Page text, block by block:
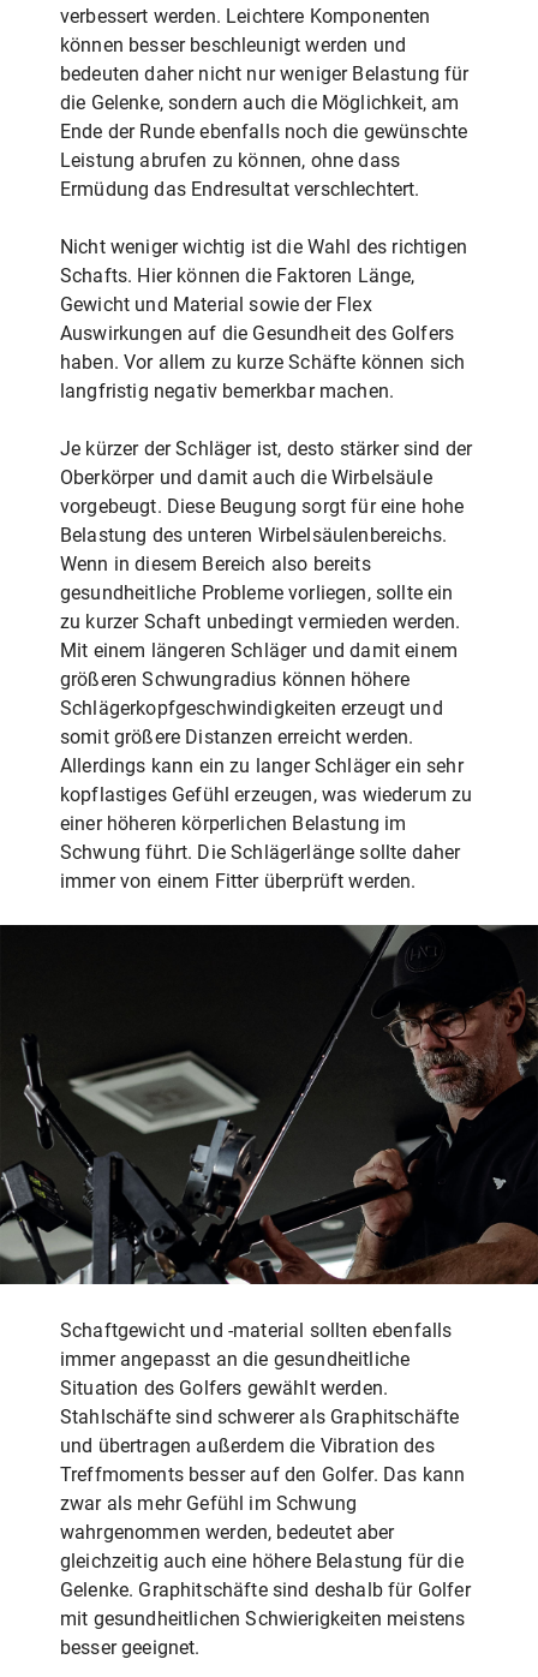
verbessert werden. Leichtere Komponenten
können besser beschleunigt werden und
bedeuten daher nicht nur weniger Belastung für
die Gelenke, sondern auch die Möglichkeit, am
Ende der Runde ebenfalls noch die gewünschte
Leistung abrufen zu können, ohne dass
Ermüdung das Endresultat verschlechtert.
Nicht weniger wichtig ist die Wahl des richtigen
Schafts. Hier können die Faktoren Länge,
Gewicht und Material sowie der Flex
Auswirkungen auf die Gesundheit des Golfers
haben. Vor allem zu kurze Schäfte können sich
langfristig negativ bemerkbar machen.
Je kürzer der Schläger ist, desto stärker sind der
Oberkörper und damit auch die Wirbelsäule
vorgebeugt. Diese Beugung sorgt für eine hohe
Belastung des unteren Wirbelsäulenbereichs.
Wenn in diesem Bereich also bereits
gesundheitliche Probleme vorliegen, sollte ein
zu kurzer Schaft unbedingt vermieden werden.
Mit einem längeren Schläger und damit einem
größeren Schwungradius können höhere
Schlägerkopfgeschwindigkeiten erzeugt und
somit größere Distanzen erreicht werden.
Allerdings kann ein zu langer Schläger ein sehr
kopflastiges Gefühl erzeugen, was wiederum zu
einer höheren körperlichen Belastung im
Schwung führt. Die Schlägerlänge sollte daher
immer von einem Fitter überprüft werden.
Schaftgewicht und -material sollten ebenfalls
immer angepasst an die gesundheitliche
Situation des Golfers gewählt werden.
Stahlschäfte sind schwerer als Graphitschäfte
und übertragen außerdem die Vibration des
Treffmoments besser auf den Golfer. Das kann
zwar als mehr Gefühl im Schwung
wahrgenommen werden, bedeutet aber
gleichzeitig auch eine höhere Belastung für die
Gelenke. Graphitschäfte sind deshalb für Golfer
mit gesundheitlichen Schwierigkeiten meistens
besser geeignet.